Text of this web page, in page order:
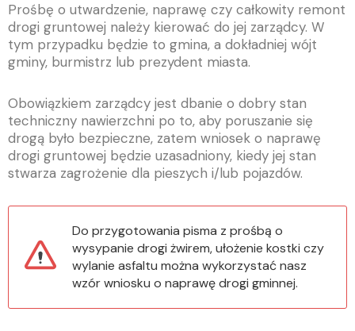
Prośbę o utwardzenie, naprawę czy całkowity remont
drogi gruntowej należy kierować do jej zarządcy. W
tym przypadku będzie to gmina, a dokładniej wójt
gminy, burmistrz lub prezydent miasta.
Obowiązkiem zarządcy jest dbanie o dobry stan
techniczny nawierzchni po to, aby poruszanie się
drogą było bezpieczne, zatem wniosek o naprawę
drogi gruntowej będzie uzasadniony, kiedy jej stan
stwarza zagrożenie dla pieszych i/lub pojazdów.
Do przygotowania pisma z prośbą o
wysypanie drogi żwirem, ułożenie kostki czy
wylanie asfaltu można wykorzystać nasz
wzór wniosku o naprawę drogi gminnej.